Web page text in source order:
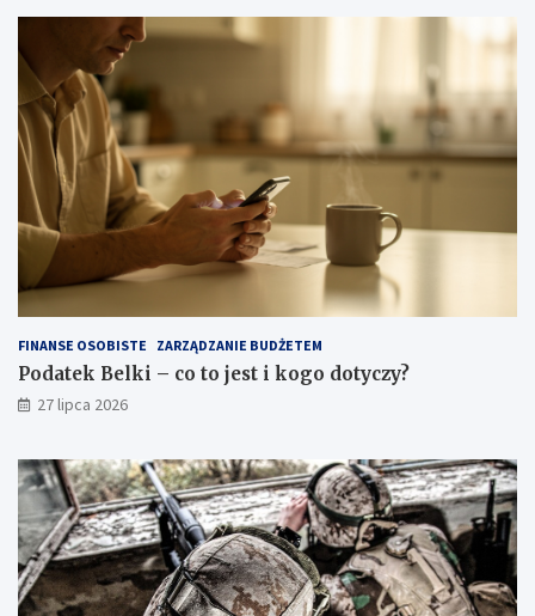
FINANSE OSOBISTE ZARZĄDZANIE BUDŻETEM
Podatek Belki – co to jest i kogo dotyczy?
27 lipca 2026